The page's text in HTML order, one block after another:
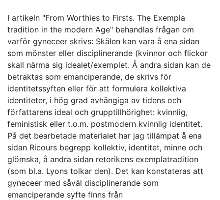
I artikeln "From Worthies to Firsts. The Exempla
tradition in the modern Age" behandlas frågan om
varför gyneceer skrivs: Skälen kan vara å ena sidan
som mönster eller disciplinerande (kvinnor och flickor
skall närma sig idealet/exemplet. Å andra sidan kan de
betraktas som emanciperande, de skrivs för
identitetssyften eller för att formulera kollektiva
identiteter, i hög grad avhängiga av tidens och
författarens ideal och grupptillhörighet: kvinnlig,
feministisk eller t.o.m. postmodern kvinnlig identitet.
På det bearbetade materialet har jag tillämpat å ena
sidan Ricours begrepp kollektiv, identitet, minne och
glömska, å andra sidan retorikens exemplatradition
(som bl.a. Lyons tolkar den). Det kan konstateras att
gyneceer med såväl disciplinerande som
emanciperande syfte finns från